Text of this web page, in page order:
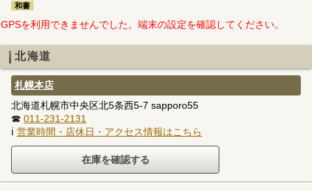
和書
GPSを利用できませんでした。端末の設定を確認してください。
北海道
札幌本店
北海道札幌市中央区北5条西5-7 sapporo55
☎ 011-231-2131
ℹ 営業時間・店休日・アクセス情報はこちら